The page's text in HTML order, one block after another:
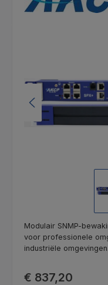
Modulair SNMP-
voor professionele
industriële omgevingen.
Normale prijs:
€ 837,20